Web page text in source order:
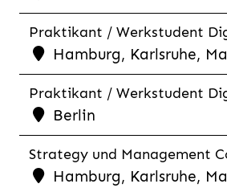
Praktikant / Werkstudent
Hamburg, Karlsruhe,
Praktikant / Werkstudent
Berlin
Strategy und Management
Hamburg, Karlsruhe,